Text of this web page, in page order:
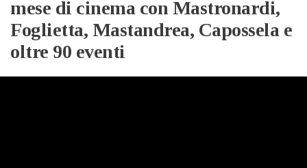
mese di cinema con Mastronardi,
Foglietta, Mastandrea, Capossela e
oltre 90 eventi